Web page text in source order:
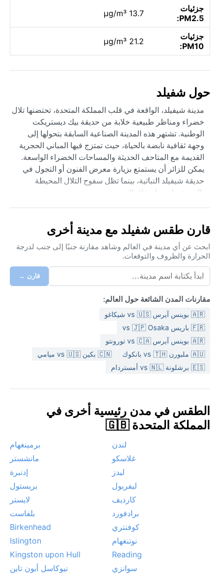
جزئيات
PM2.5:
13.7 µg/m³
جزئيات
PM10:
21.2 µg/m³
حول شفيلد
مدينة شيفيلد، الواقعة في قلب المملكة المتحدة، تحتضنها تلال
خضراء ومناظر طبيعية خلابة من حديقة بيك ديستريكت
الوطنية. تشتهر هذه المدينة الصناعية السابقة بتحولها إلى
وجهة ثقافية نابضة بالحياة، حيث تمتزج فيها المباني الحجرية
القديمة مع المتاحف الحديثة والمساحات الخضراء الواسعة.
يمكن للزائر أن يستمتع بزيارة معرض الفنون أو التجول في
حديقة شيفيلد النباتية، بينما تظل سفوح التلال المحيطة
بالمدينة ملهمة لعشاق التنزه.
مناخ شيفيلد محيطي دافئ (Cfb)، يتميز بصيف معتدل لا
تتجاوز حرارته 20 درجة مئوية، وشتاء بارد رطب قد تهطل فيه
الثلوج أحياناً. الأمطار موزعة على مدار العام مع رطوبة عالية،
لذا يُنصح بإحضار ملابس مقاومة للماء وأحذية متينة. في
الصيف، تكفي طبقات خفيفة من الملابس، أما في الشتاء
فيحتاج الزائر إلى معطف ثقيل وقبعة للبرد.
أفضل وقت لزيارة شيفيلد هو من مايو إلى سبتمبر، عندما
تكون الأجواء معتدلة وتكثر الأنشطة الخارجية. قد تشهد المدينة
الثلوج نادراً ولكنه ممكن في شهري يناير وفبراير. لا توجد
ظواهر جوية متطرفة، لكن الرياح القادمة من المحيط
الأطلسي تجلب أمطاراً متقطعة، ما يضفي جواً مريحاً للمشي
في الشوارع المرصوفة بالحجر.
قارن طقس شفيلد مع مدينة أخرى
ابحث عن أي مدينة في العالم وشاهد مقارنة جنبًا إلى جنب لدرجة
الحرارة والظروف والتوقعات.
قارن →
مقارنات المدن الشائعة حول العالم:
🇦🇷 بوينس آيرس vs 🇺🇸 شيكاغو
🇫🇷 باريس vs 🇯🇵 Osaka
🇦🇷 بوينس آيرس vs 🇨🇦 تورونتو
🇦🇺 ملبورن vs 🇹🇭 بانكوك
🇨🇳 بكين vs 🇺🇸 ميامي
🇪🇸 برشلونة vs 🇳🇱 أمستردام
الطقس في مدن رئيسية أخرى في
المملكة المتحدة 🇬🇧
لندن
برمينغهام
غلاسكو
مانشستر
ليدز
إدنبرة
ليفربول
بريستول
كارديف
لايستر
برادفورد
بلفاست
كوفنتري
Birkenhead
نوتنغهام
Islington
Reading
Kingston upon Hull
سوانزي
نيوكاسل أبون تاين